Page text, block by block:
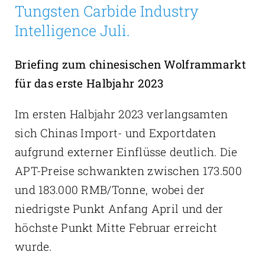
Tungsten Carbide Industry
Intelligence Juli.
Briefing zum chinesischen Wolframmarkt
für das erste Halbjahr 2023
Im ersten Halbjahr 2023 verlangsamten
sich Chinas Import- und Exportdaten
aufgrund externer Einflüsse deutlich. Die
APT-Preise schwankten zwischen 173.500
und 183.000 RMB/Tonne, wobei der
niedrigste Punkt Anfang April und der
höchste Punkt Mitte Februar erreicht
wurde.